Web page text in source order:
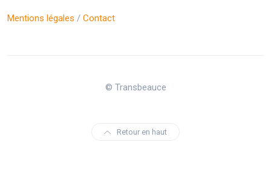
Mentions légales / Contact
© Transbeauce
Retour en haut